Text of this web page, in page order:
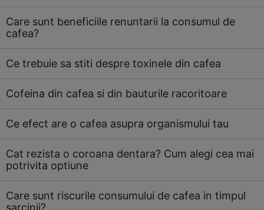
Care sunt beneficiile renuntarii la consumul de
cafea?
Ce trebuie sa stiti despre toxinele din cafea
Cofeina din cafea si din bauturile racoritoare
Ce efect are o cafea asupra organismului tau
Cat rezista o coroana dentara? Cum alegi cea mai
potrivita optiune
Care sunt riscurile consumului de cafea in timpul
sarcinii?